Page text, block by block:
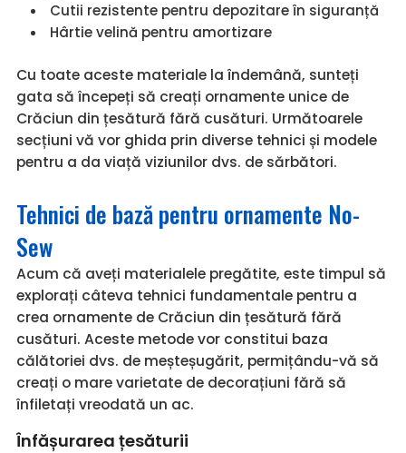
Cutii rezistente pentru depozitare în siguranță
Hârtie velină pentru amortizare
Cu toate aceste materiale la îndemână, sunteți
gata să începeți să creați ornamente unice de
Crăciun din țesătură fără cusături. Următoarele
secțiuni vă vor ghida prin diverse tehnici și modele
pentru a da viață viziunilor dvs. de sărbători.
Tehnici de bază pentru ornamente No-
Sew
Acum că aveți materialele pregătite, este timpul să
explorați câteva tehnici fundamentale pentru a
crea ornamente de Crăciun din țesătură fără
cusături. Aceste metode vor constitui baza
călătoriei dvs. de meșteșugărit, permițându-vă să
creați o mare varietate de decorațiuni fără să
înfiletați vreodată un ac.
Înfășurarea țesăturii